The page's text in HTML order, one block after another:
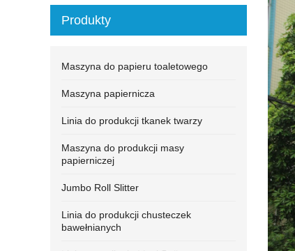
Produkty
Maszyna do papieru toaletowego
Maszyna papiernicza
Linia do produkcji tkanek twarzy
Maszyna do produkcji masy
papierniczej
Jumbo Roll Slitter
Linia do produkcji chusteczek
bawełnianych